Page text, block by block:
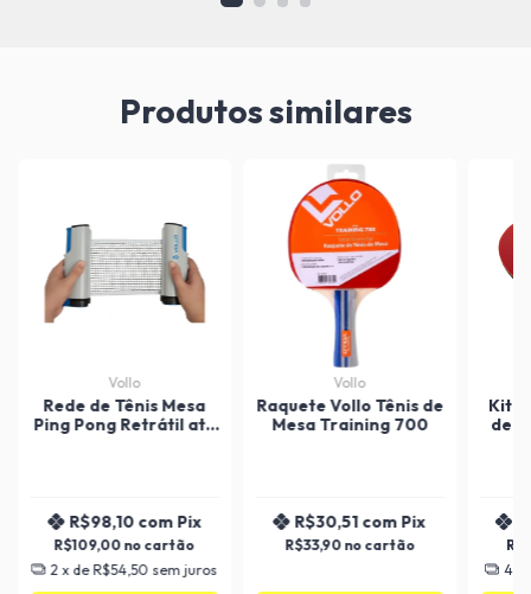
Produtos similares
Vollo
Rede de Tênis Mesa
Ping Pong Retrátil até
R$109,00
R$98,10 com Pix
2 x de R$54,50 sem juros
Vollo
Raquete Vollo Tênis de
Mesa Training 700
R$33,90
R$30,51com Pix
Kit
de
4